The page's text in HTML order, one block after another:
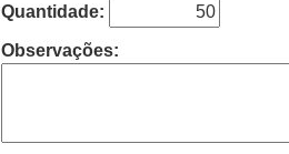
Quantidade:
Observações: